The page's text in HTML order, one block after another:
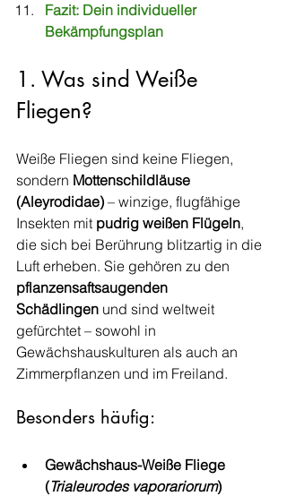
Fazit: Dein individueller
Bekämpfungsplan
1. Was sind Weiße
Fliegen?
Weiße Fliegen sind keine Fliegen,
sondern Mottenschildläuse
(Aleyrodidae) – winzige, flugfähige
Insekten mit pudrig weißen Flügeln,
die sich bei Berührung blitzartig in die
Luft erheben. Sie gehören zu den
pflanzensaftsaugenden
Schädlingen und sind weltweit
gefürchtet – sowohl in
Gewächshauskulturen als auch an
Zimmerpflanzen und im Freiland.
Besonders häufig:
Gewächshaus-Weiße Fliege
(Trialeurodes vaporariorum)